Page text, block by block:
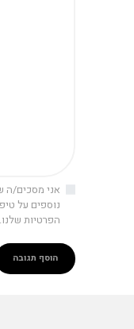
אני מסכים/ה
נוספים על
הפרטיות שלנו.